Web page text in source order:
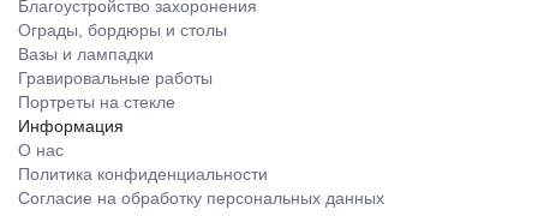
Благоустройство захоронения
Ограды, бордюры и столы
Вазы и лампадки
Гравировальные работы
Портреты на стекле
Информация
О нас
Политика конфиденциальности
Согласие на обработку персональных данных